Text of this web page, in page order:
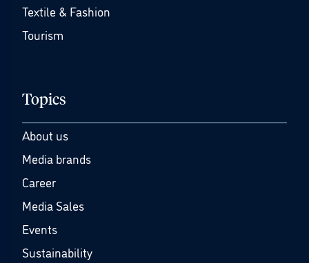
Textile & Fashion
Tourism
Topics
About us
Media brands
Career
Media Sales
Events
Sustainability